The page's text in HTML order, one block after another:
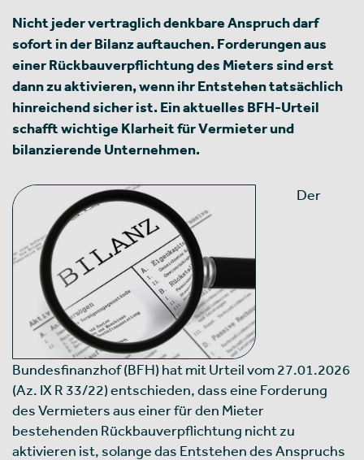
Nicht jeder vertraglich denkbare Anspruch darf
sofort in der Bilanz auftauchen. Forderungen aus
einer Rückbauverpflichtung des Mieters sind erst
dann zu aktivieren, wenn ihr Entstehen tatsächlich
hinreichend sicher ist. Ein aktuelles BFH-Urteil
schafft wichtige Klarheit für Vermieter und
bilanzierende Unternehmen.
Der
Bundesfinanzhof (BFH) hat mit Urteil vom 27.01.2026
(Az. IX R 33/22) entschieden, dass eine Forderung
des Vermieters aus einer für den Mieter
bestehenden Rückbauverpflichtung nicht zu
aktivieren ist, solange das Entstehen des Anspruchs